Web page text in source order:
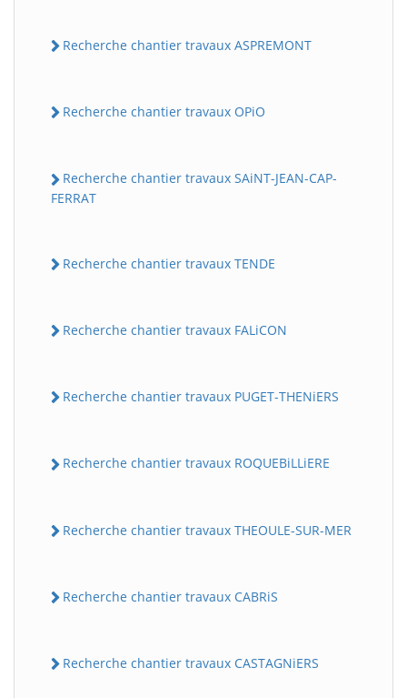
Recherche chantier travaux ASPREMONT
Recherche chantier travaux OPiO
Recherche chantier travaux SAiNT-JEAN-CAP-
FERRAT
Recherche chantier travaux TENDE
Recherche chantier travaux FALiCON
Recherche chantier travaux PUGET-THENiERS
Recherche chantier travaux ROQUEBiLLiERE
Recherche chantier travaux THEOULE-SUR-MER
Recherche chantier travaux CABRiS
Recherche chantier travaux CASTAGNiERS